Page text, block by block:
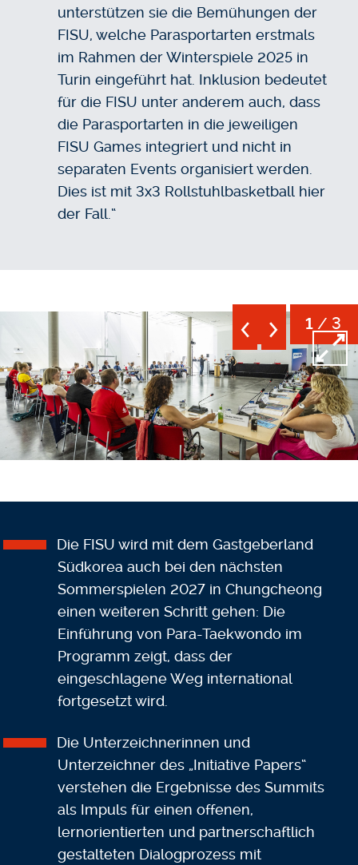
unterstützen sie die Bemühungen der
FISU, welche Parasportarten erstmals
im Rahmen der Winterspiele 2025 in
Turin eingeführt hat. Inklusion bedeutet
für die FISU unter anderem auch, dass
die Parasportarten in die jeweiligen
FISU Games integriert und nicht in
separaten Events organisiert werden.
Dies ist mit 3x3 Rollstuhlbasketball hier
der Fall.“
1 / 3
Die FISU wird mit dem Gastgeberland
Südkorea auch bei den nächsten
Sommerspielen 2027 in Chungcheong
einen weiteren Schritt gehen: Die
Einführung von Para-Taekwondo im
Programm zeigt, dass der
eingeschlagene Weg international
fortgesetzt wird.
Die Unterzeichnerinnen und
Unterzeichner des „Initiative Papers“
verstehen die Ergebnisse des Summits
als Impuls für einen offenen,
lernorientierten und partnerschaftlich
gestalteten Dialogprozess mit